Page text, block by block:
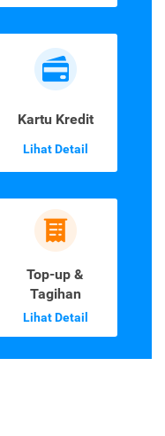
Kartu Kredit
Lihat Detail
Top-up &
Tagihan
Lihat Detail